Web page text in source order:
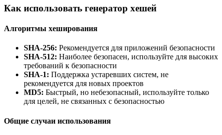
Как использовать генератор хешей
Алгоритмы хеширования
SHA-256: Рекомендуется для приложений безопасности
SHA-512: Наиболее безопасен, используйте для высоких
требований к безопасности
SHA-1: Поддержка устаревших систем, не
рекомендуется для новых проектов
MD5: Быстрый, но небезопасный, используйте только
для целей, не связанных с безопасностью
Общие случаи использования